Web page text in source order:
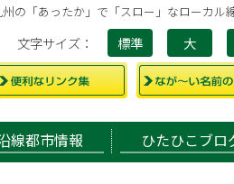
の「あったか」で「スロー」なローカル線
文字サイズ 標準 大
線都市情報 ひたひこブロ